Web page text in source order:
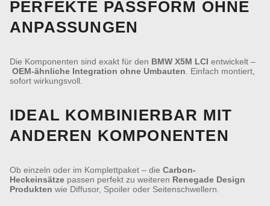
PERFEKTE PASSFORM OHNE
ANPASSUNGEN
Die Komponenten sind exakt für den BMW X5M LCI entwickelt –
OEM-ähnliche Integration ohne Umbauten . Einfach montiert,
sofort wirkungsvoll.
IDEAL KOMBINIERBAR MIT
ANDEREN KOMPONENTEN
Ob einzeln oder im Komplettpaket – die Carbon-
Heckeinsätze passen perfekt zu weiteren Renegade Design
Produkten wie Diffusor, Spoiler oder Seitenschwellern.